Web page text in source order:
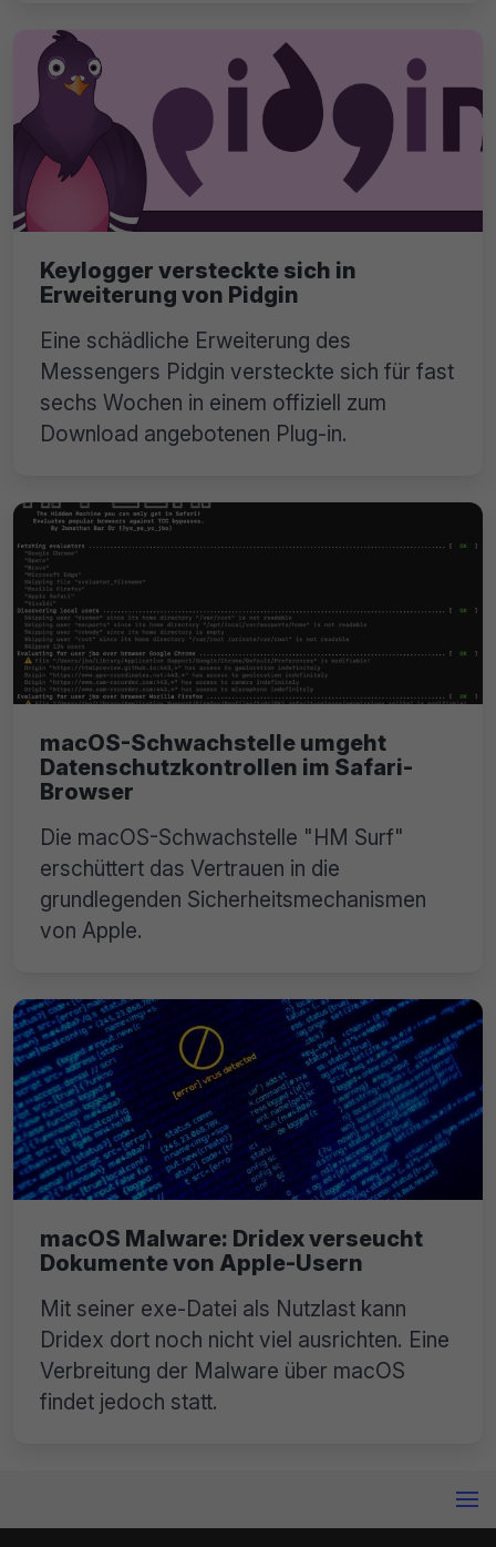
Keylogger versteckte sich in
Erweiterung von Pidgin
Eine schädliche Erweiterung des
Messengers Pidgin versteckte sich für fast
sechs Wochen in einem offiziell zum
Download angebotenen Plug-in.
macOS-Schwachstelle umgeht
Datenschutzkontrollen im Safari-
Browser
Die macOS-Schwachstelle "HM Surf"
erschüttert das Vertrauen in die
grundlegenden Sicherheitsmechanismen
von Apple.
macOS Malware: Dridex verseucht
Dokumente von Apple-Usern
Mit seiner exe-Datei als Nutzlast kann
Dridex dort noch nicht viel ausrichten. Eine
Verbreitung der Malware über macOS
findet jedoch statt.